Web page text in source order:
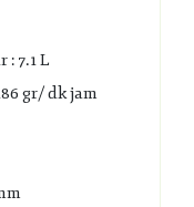
7.1 L
gr/ dk jam